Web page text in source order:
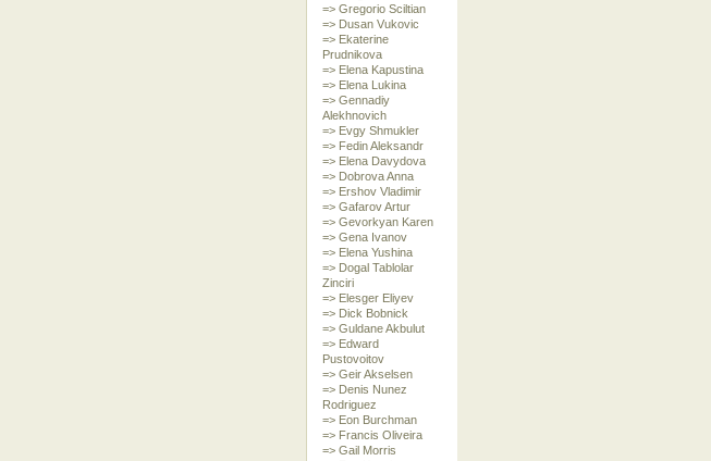
=> Gregorio Sciltian
=> Dusan Vukovic
=> Ekaterine
Prudnikova
=> Elena Kapustina
=> Elena Lukina
=> Gennadiy
Alekhnovich
=> Evgy Shmukler
=> Fedin Aleksandr
=> Elena Davydova
=> Dobrova Anna
=> Ershov Vladimir
=> Gafarov Artur
=> Gevorkyan Karen
=> Gena Ivanov
=> Elena Yushina
=> Dogal Tablolar
Zinciri
=> Elesger Eliyev
=> Dick Bobnick
=> Guldane Akbulut
=> Edward
Pustovoitov
=> Geir Akselsen
=> Denis Nunez
Rodriguez
=> Eon Burchman
=> Francis Oliveira
=> Gail Morris